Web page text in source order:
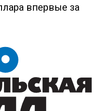
впервые за